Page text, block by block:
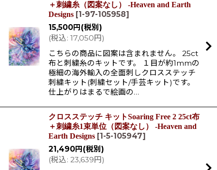
＋刺繍糸（図案なし） -Heaven and Earth
Designs [1-97-105958]
15,500円 (税別)
(税込: 17,050円 )
こちらの商品に図案は含まれません。 25ct
布と刺繍糸のキットです。 １目が約1mmの
極細の海外輸入の全面刺しクロスステッチ
刺繍キット(刺繍セット/手芸キット)です。
仕上がりはまるで絵画の…
クロスステッチ キットSoaring Free 2 25ct布
＋刺繍糸1束単位（図案なし） -Heaven and
Earth Designs [1-5-105947]
21,490円 (税別)
(税込: 23,639円 )